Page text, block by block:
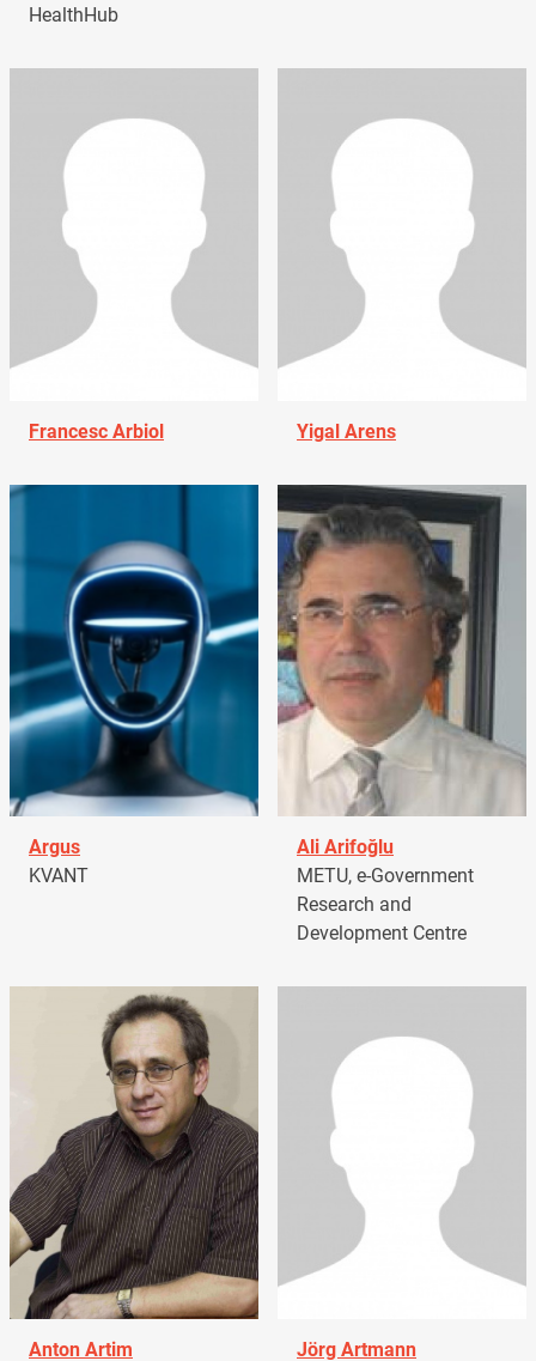
HealthHub
Francesc Arbiol Yigal Arens
Argus
KVANT
Ali Arifoğlu
METU, e-Government
Research and
Development Centre
Anton Artim
Jörg Artmann